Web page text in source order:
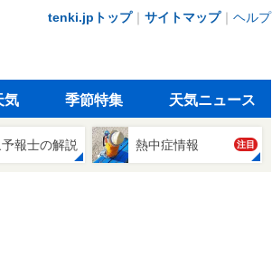
tenki.jpトップ｜ サイトマップ｜ ヘルプ
気 季節特集 天気ニュース
報士の解説 熱中症情報 注目